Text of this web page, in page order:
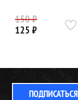
150 ₽
125 ₽
ПОДПИСАТЬСЯ